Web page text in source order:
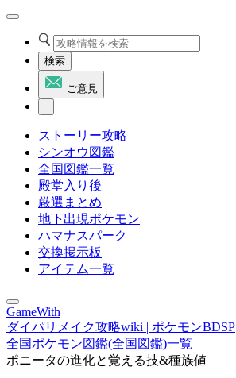
検索
ご意見
ストーリー攻略
シンオウ図鑑
全国図鑑一覧
殿堂入り後
厳選まとめ
地下出現ポケモン
ハマナスパーク
交換掲示板
アイテム一覧
GameWith
ダイパリメイク攻略wiki | ポケモンBDSP
全国ポケモン図鑑(全国図鑑)一覧
ポニータの進化と覚える技&種族値